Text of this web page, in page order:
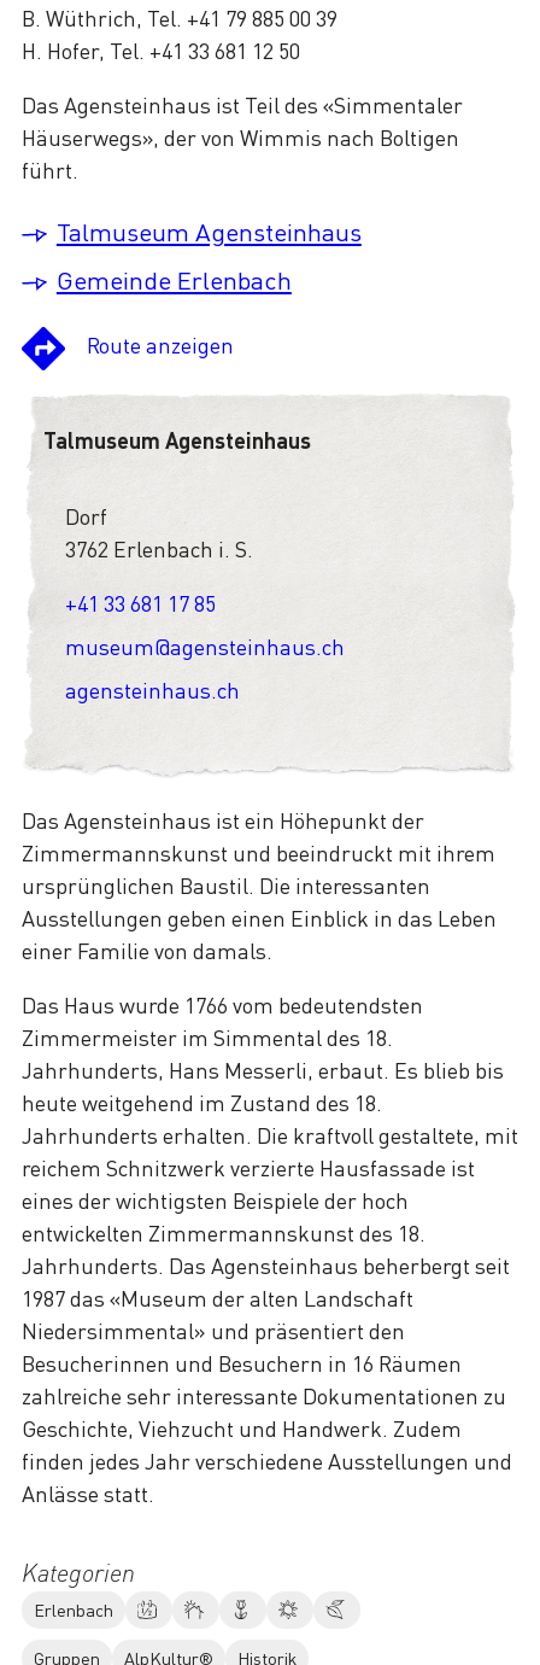
Kategorien
Erlenbach
Gruppen AlpKultur® Historik
Das Agensteinhaus ist ein Höhepunkt der
Zimmermannskunst und beeindruckt mit ihrem
ursprünglichen Baustil. Die interessanten
Ausstellungen geben einen Einblick in das Leben
einer Familie von damals.
Das Haus wurde 1766 vom bedeutendsten
Zimmermeister im Simmental des 18.
Jahrhunderts, Hans Messerli, erbaut. Es blieb bis
heute weitgehend im Zustand des 18.
Jahrhunderts erhalten. Die kraftvoll gestaltete, mit
reichem Schnitzwerk verzierte Hausfassade ist
eines der wichtigsten Beispiele der hoch
entwickelten Zimmermannskunst des 18.
Jahrhunderts. Das Agensteinhaus beherbergt seit
1987 das «Museum der alten Landschaft
Niedersimmental» und präsentiert den
Besucherinnen und Besuchern in 16 Räumen
zahlreiche sehr interessante Dokumentationen zu
Geschichte, Viehzucht und Handwerk. Zudem
finden jedes Jahr verschiedene Ausstellungen und
Anlässe statt.
B. Wüthrich, Tel. +41 79 885 00 39
H. Hofer, Tel. +41 33 681 12 50
Das Agensteinhaus ist Teil des «Simmentaler
Häuserwegs», der von Wimmis nach Boltigen
führt.
Talmuseum Agensteinhaus
Gemeinde Erlenbach
Route anzeigen
Talmuseum Agensteinhaus
Dorf
3762 Erlenbach i. S.
+41 33 681 17 85
museum@agensteinhaus.ch
agensteinhaus.ch